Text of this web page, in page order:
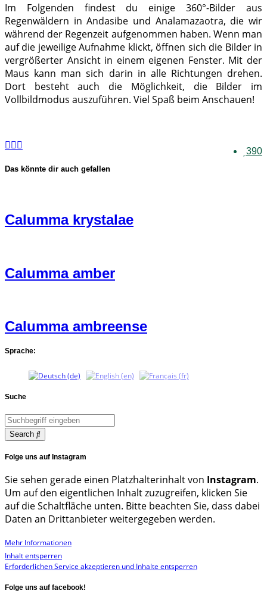
Im Folgenden findest du einige 360°-Bilder aus
Regenwäldern in Andasibe und Analamazaotra, die wir
während der Regenzeit aufgenommen haben. Wenn man
auf die jeweilige Aufnahme klickt, öffnen sich die Bilder in
vergrößerter Ansicht in einem eigenen Fenster. Mit der
Maus kann man sich darin in alle Richtungen drehen.
Dort besteht auch die Möglichkeit, die Bilder im
Vollbildmodus auszuführen. Viel Spaß beim Anschauen!
390
Das könnte dir auch gefallen
Calumma krystalae
Calumma amber
Calumma ambreense
Sprache:
Suche
Search
Folge uns auf Instagram
Sie sehen gerade einen Platzhalterinhalt von Instagram.
Um auf den eigentlichen Inhalt zuzugreifen, klicken Sie
auf die Schaltfläche unten. Bitte beachten Sie, dass dabei
Daten an Drittanbieter weitergegeben werden.
Mehr Informationen
Inhalt entsperren
Erforderlichen Service akzeptieren und Inhalte entsperren
Folge uns auf facebook!